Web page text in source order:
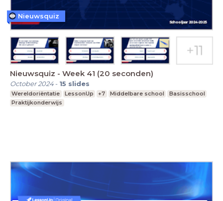
Nieuwsquiz - Week 41 (20 seconden)
October 2024- 15 slides
Wereldoriëntatie LessonUp +7 Middelbare school
Basisschool
Praktijkonderwijs
Nieuwsquiz